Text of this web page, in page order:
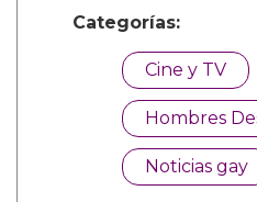
Categorías:
Cine y TV
Hombres
Noticias gay